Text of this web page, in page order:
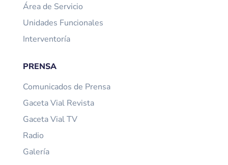
Área de Servicio
Unidades Funcionales
Interventoría
PRENSA
Comunicados de Prensa
Gaceta Vial Revista
Gaceta Vial TV
Radio
Galería